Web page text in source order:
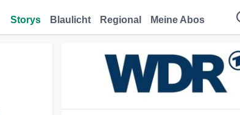
Storys Blaulicht Regional Meine Abos